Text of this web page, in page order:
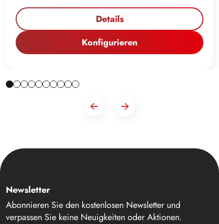
Details
Konfigurieren
Newsletter
Abonnieren Sie den kostenlosen Newsletter und
verpassen Sie keine Neuigkeiten oder Aktionen.